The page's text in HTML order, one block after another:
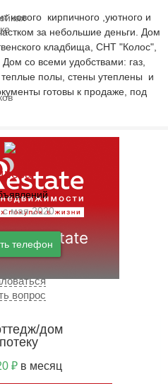
нового кирпичного ,уютного и
за небольшие деньги. Дом
кладбища, СНТ "Колос",
со всеми удобствами: газ,
теплые полы, стены утеплены и
готовы к продаже, под
мая 2020
телефон
вопрос
дом
₽в месяц